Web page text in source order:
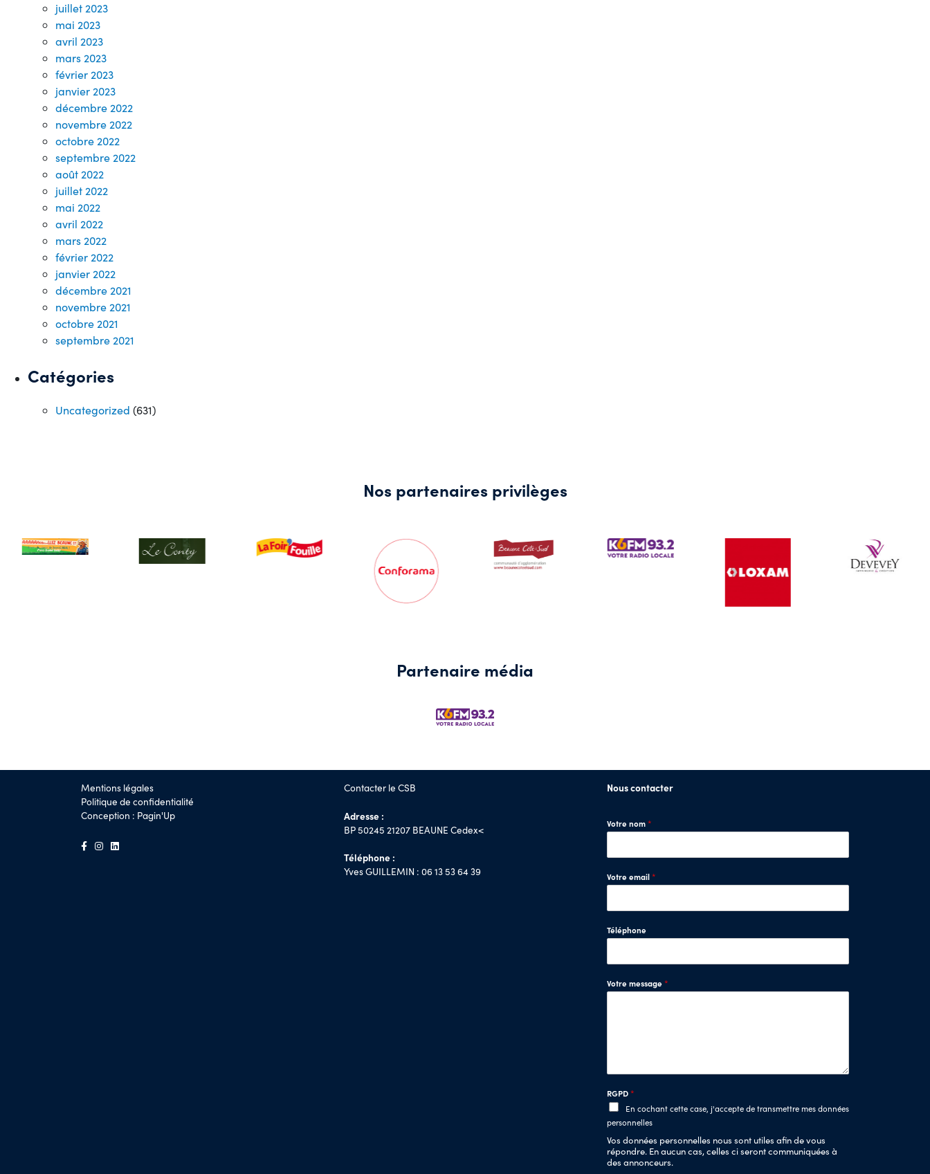
juillet 2023
mai 2023
avril 2023
mars 2023
février 2023
janvier 2023
décembre 2022
novembre 2022
octobre 2022
septembre 2022
août 2022
juillet 2022
mai 2022
avril 2022
mars 2022
février 2022
janvier 2022
décembre 2021
novembre 2021
octobre 2021
septembre 2021
Catégories
Uncategorized (631)
Nos partenaires privilèges
Partenaire média
Mentions légales
Politique de confidentialité
Conception : Pagin'Up
Contacter le CSB
Adresse :
BP 50245 21207 BEAUNE Cedex<
Téléphone :
Yves GUILLEMIN : 06 13 53 64 39
Nous contacter
Votre nom *
Votre email *
Téléphone
Votre message *
RGPD *
En cochant cette case, j'accepte de transmettre mes données
personnelles
Vos données personnelles nous sont utiles afin de vous
répondre. En aucun cas, celles ci seront communiquées à
des annonceurs.